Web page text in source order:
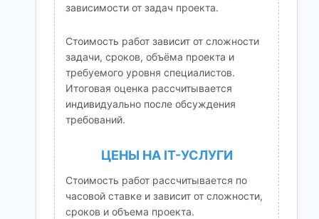
зависимости от задач проекта.
Стоимость работ зависит от сложности
задачи, сроков, объёма проекта и
требуемого уровня специалистов.
Итоговая оценка рассчитывается
индивидуально после обсуждения
требований.
ЦЕНЫ НА IT-УСЛУГИ
Стоимость работ рассчитывается по
часовой ставке и зависит от сложности,
сроков и объема проекта.